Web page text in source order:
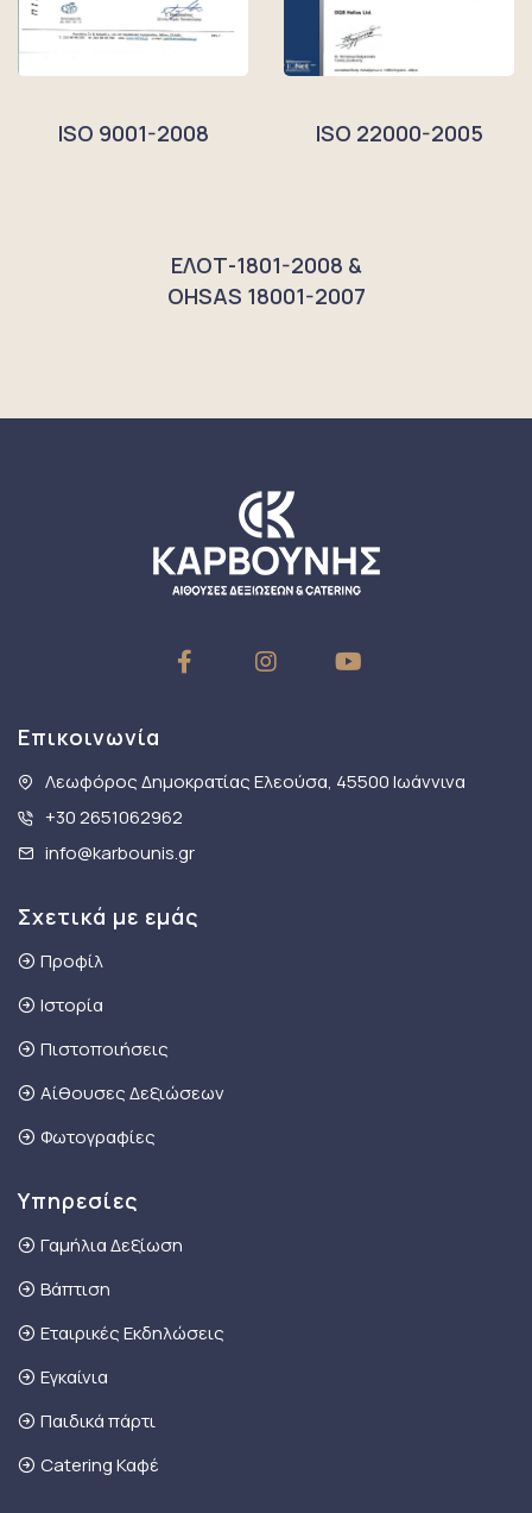
ISO 9001-2008 ISO 22000-2005
ΕΛΟΤ-1801-2008 &
OHSAS 18001-2007
Επικοινωνία
Λεωφόρος Δημοκρατίας Ελεούσα, 45500 Ιωάννινα
+30 2651062962
info@karbounis.gr
Σχετικά με εμάς
Προφίλ
Ιστορία
Πιστοποιήσεις
Αίθουσες Δεξιώσεων
Φωτογραφίες
Υπηρεσίες
Γαμήλια Δεξίωση
Βάπτιση
Εταιρικές Εκδηλώσεις
Εγκαίνια
Παιδικά πάρτι
Catering Καφέ